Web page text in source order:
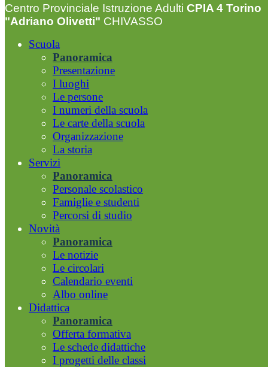
Centro Provinciale Istruzione Adulti CPIA 4 Torino
"Adriano Olivetti" CHIVASSO
Scuola
Panoramica
Presentazione
I luoghi
Le persone
I numeri della scuola
Le carte della scuola
Organizzazione
La storia
Servizi
Panoramica
Personale scolastico
Famiglie e studenti
Percorsi di studio
Novità
Panoramica
Le notizie
Le circolari
Calendario eventi
Albo online
Didattica
Panoramica
Offerta formativa
Le schede didattiche
I progetti delle classi